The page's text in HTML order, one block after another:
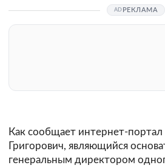
РЕКЛАМА
Как сообщает интернет-портал
Григорович, являющийся
генеральным директором